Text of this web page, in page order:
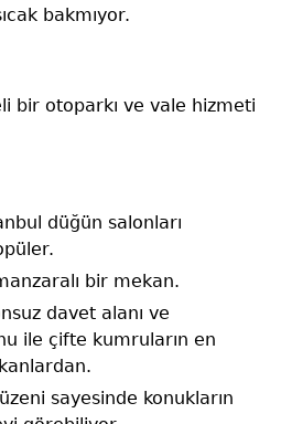
bakmıyor.
bir otoparkı ve vale hizmeti
düğün salonları
bir mekan.
davet alanı ve
ile çifte kumruların en
sayesinde konukların